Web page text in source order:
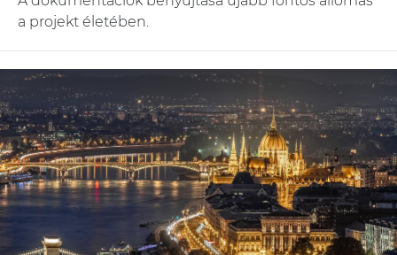
a projekt életében.